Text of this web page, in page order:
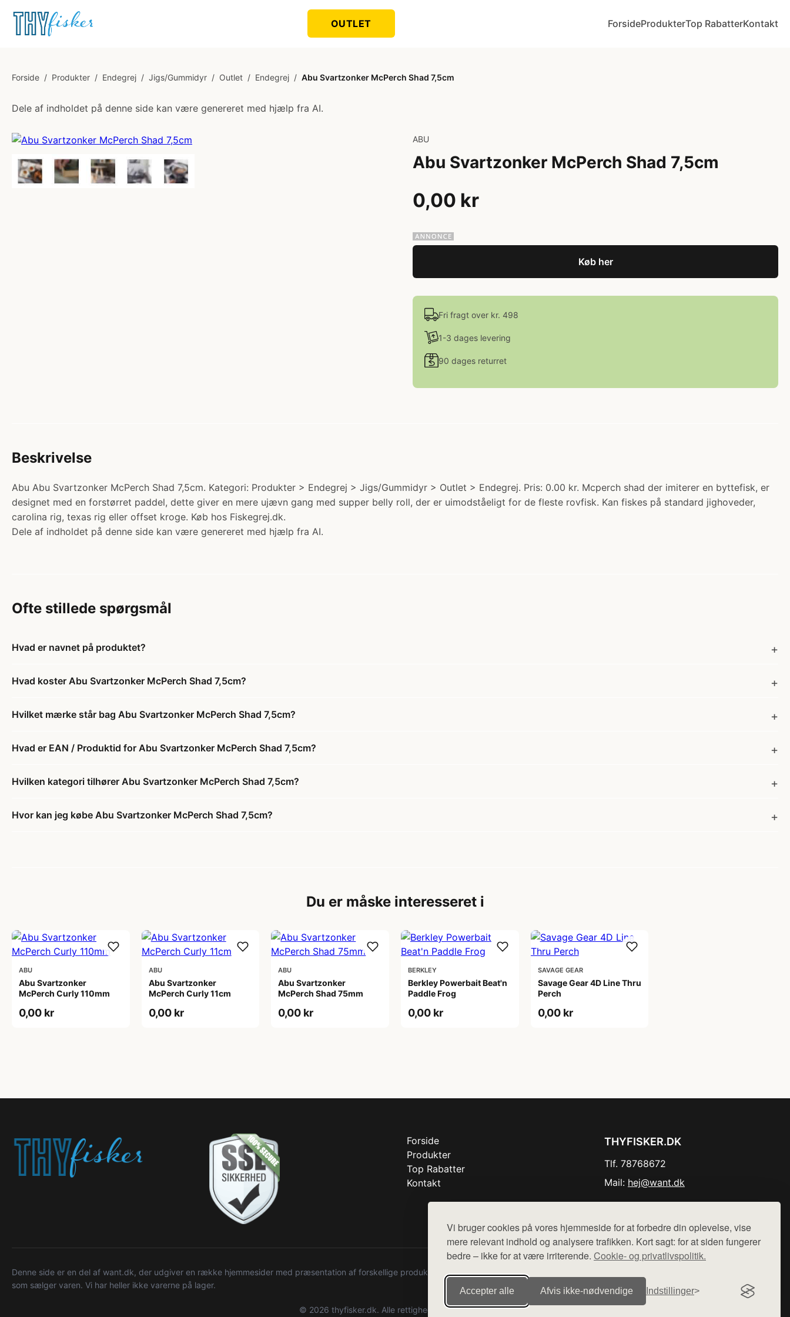
Vi bruger cookies på vores hjemmeside for at forbedre din oplevelse, vise
mere relevant indhold og analysere trafikken. Kort sagt: for at siden fungerer
bedre – ikke for at være irriterende. Cookie- og privatlivspolitik.
Accepter alle Afvis ikke‑nødvendige Indstillinger
OUTLET ForsideProdukterTop RabatterKontakt
Forside / Produkter / Endegrej / Jigs/Gummidyr / Outlet / Endegrej / Abu Svartzonker McPerch Shad 7,5cm
Dele af indholdet på denne side kan være genereret med hjælp fra AI.
ABU
Abu Svartzonker McPerch Shad 7,5cm
0,00 kr
Køb her
Fri fragt over kr. 498
1-3 dages levering
90 dages returret
Beskrivelse
Abu Abu Svartzonker McPerch Shad 7,5cm. Kategori: Produkter > Endegrej > Jigs/Gummidyr > Outlet > Endegrej. Pris: 0.00 kr. Mcperch shad der imiterer en byttefisk, er
designet med en forstørret paddel, dette giver en mere ujævn gang med supper belly roll, der er uimodståeligt for de fleste rovfisk. Kan fiskes på standard jighoveder,
carolina rig, texas rig eller offset kroge. Køb hos Fiskegrej.dk.
Dele af indholdet på denne side kan være genereret med hjælp fra AI.
Ofte stillede spørgsmål
Hvad er navnet på produktet?
Hvad koster Abu Svartzonker McPerch Shad 7,5cm?
Hvilket mærke står bag Abu Svartzonker McPerch Shad 7,5cm?
Hvad er EAN / Produktid for Abu Svartzonker McPerch Shad 7,5cm?
Hvilken kategori tilhører Abu Svartzonker McPerch Shad 7,5cm?
Hvor kan jeg købe Abu Svartzonker McPerch Shad 7,5cm?
Du er måske interesseret i
ABU
Abu Svartzonker
McPerch Curly 110mm
0,00 kr
ABU
Abu Svartzonker
McPerch Curly 11cm
0,00 kr
ABU
Abu Svartzonker
McPerch Shad 75mm
0,00 kr
BERKLEY
Berkley Powerbait Beat'n
Paddle Frog
0,00 kr
SAVAGE GEAR
Savage Gear 4D Line Thru
Perch
0,00 kr
Forside
Produkter
Top Rabatter
Kontakt
THYFISKER.DK
Tlf. 78768672
Mail: hej@want.dk
Denne side er en del af want.dk, der udgiver en række hjemmesider med præsentation af forskellige produkter fra diverse webshops. Der sælges ikke varer fra denne side - vi henviser til de shops,
som sælger varen. Vi har heller ikke varerne på lager.
© 2026 thyfisker.dk. Alle rettigheder forbeholdes.